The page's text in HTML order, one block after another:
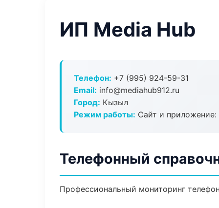
ИП Media Hub
Телефон: +7 (995) 924-59-31
Email: info@mediahub912.ru
Город: Кызыл
Режим работы: Сайт и приложение:
Телефонный
Профессиональный мониторинг